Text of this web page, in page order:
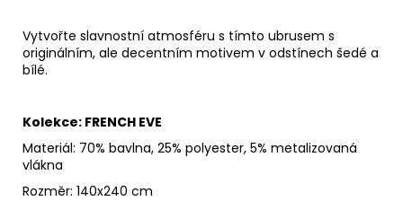
Vytvořte slavnostní atmosféru s tímto ubrusem s
originálním, ale decentním motivem v odstínech šedé a
bílé.
Kolekce: FRENCH EVE
Materiál: 70% bavlna, 25% polyester, 5% metalizovaná
vlákna
Rozměr: 140x240 cm